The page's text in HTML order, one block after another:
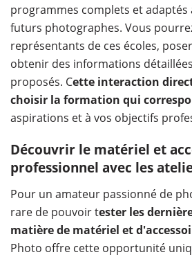
programmes complets et adaptés
futurs photographes. Vous
représentants de ces écoles,
obtenir des informations
proposés. Cette interaction
choisir la formation qui
aspirations et à vos objectifs
Découvrir le matériel et
professionnel avec les
Pour un amateur passionné de
rare de pouvoir tester les
matière de matériel et
Photo offre cette opportunité